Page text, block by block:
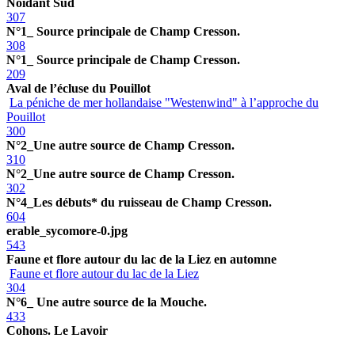
307
N°1_ Source principale de Champ Cresson.
308
N°1_ Source principale de Champ Cresson.
209
Aval de l’écluse du Pouillot
La péniche de mer hollandaise "Westenwind" à l’approche du
Pouillot
300
N°2_Une autre source de Champ Cresson.
310
N°2_Une autre source de Champ Cresson.
302
N°4_Les débuts* du ruisseau de Champ Cresson.
604
erable_sycomore-0.jpg
543
Faune et flore autour du lac de la Liez en automne
Faune et flore autour du lac de la Liez
304
N°6_ Une autre source de la Mouche.
433
Cohons. Le Lavoir